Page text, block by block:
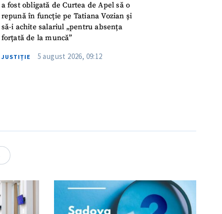
a fost obligată de Curtea de Apel să o
repună în funcție pe Tatiana Vozian și
să-i achite salariul „pentru absența
forțată de la muncă”
JUSTIȚIE 5 august 2026, 09:12